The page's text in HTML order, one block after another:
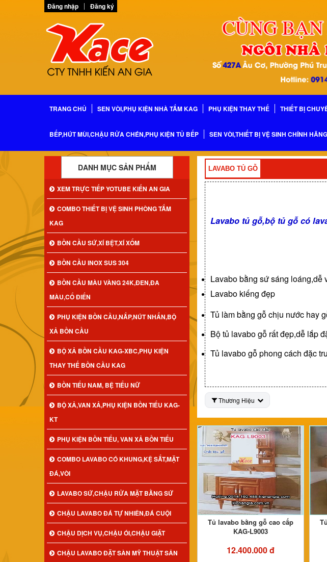
Đăng nhập Đăng ký
TRANG CHỦ SEN VÒI,PHỤ KIỆN NHÀ TẮM KAG PHỤ KIỆN THAY THẾ THIẾT BỊ
BẾP,HÚT MÙI,CHẬU RỬA CHÉN,PHỤ KIỆN TỦ BẾP SEN VÒI,THIẾT BỊ VỆ SINH CHÍNH HÃNG
DANH MỤC SẢN PHẨM
XEM TRỰC TIẾP YOTUBE KIẾN AN GIA
COMBO THIẾT BỊ VỆ SINH PHÒNG TẮM
KAG
BỒN CẦU SỨ,XÍ BỆT,XÍ XỔM
BỒN CẦU INOX SUS 304
BỒN CẦU MÀU VÀNG 24K,ĐEN,ĐA
MÀU,CỔ ĐIỂN
PHỤ KIỆN BỒN CẦU,NẮP,NÚT NHẤN,BỘ
XẢ BỒN CẦU
BỘ XẢ BỒN CẦU KAG-XBC,PHỤ KIỆN
THAY THẾ BỒN CẦU KAG
BỒN TIỂU NAM, BỆ TIỂU NỮ
BỘ XẢ,VAN XẢ,PHỤ KIỆN BỒN TIỂU KAG-
KT
PHỤ KIỆN BỒN TIỂU, VAN XẢ BỒN TIỂU
COMBO LAVABO CÓ KHUNG,KỆ SẮT,MẶT
ĐÁ,VÒI
LAVABO SỨ,CHẬU RỬA MẶT BẰNG SỨ
CHẬU LAVABO ĐÁ TỰ NHIÊN,ĐÁ CUỘI
CHẬU DỊCH VỤ,CHẬU ÓI,CHẬU GIẶT
CHẬU LAVABO ĐẶT SÀN MỸ THUẬT SÂN
LAVABO TỦ GỖ
Lavabo tủ gỗ,bộ tủ gỗ có
Lavabo bằng sứ sáng loáng,dễ
Lavabo kiếng đẹp
Tủ làm bằng gỗ chịu nước hay
Bộ tủ lavabo gỗ rất đẹp,dễ lắp
Tủ lavabo gỗ phong cách đặc
Thương Hiệu
Tủ lavabo bằng gỗ cao cấp
KAG-L9003
12.400.000 đ